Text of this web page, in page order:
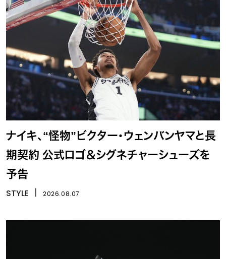
ナイキ、“怪物”ビクター・ウェンバンヤマと長
期契約 公式ロゴ＆シグネチャーシューズを
予告
STYLE 2026.08.07